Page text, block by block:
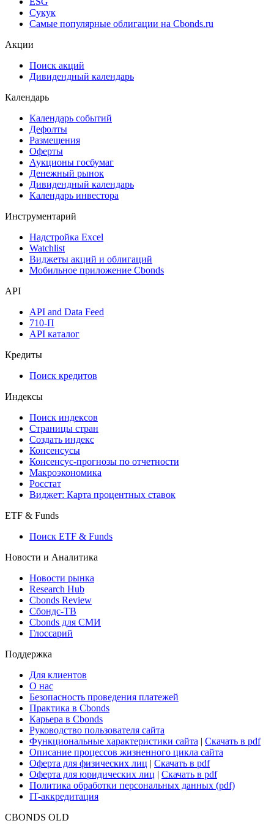
Сукук
Самые популярные облигации на Cbonds.ru
Акции
Поиск акций
Дивидендный календарь
Календарь
Календарь событий
Дефолты
Размещения
Оферты
Аукционы госбумаг
Денежный рынок
Дивидендный календарь
Календарь инвестора
Инструментарий
Надстройка Excel
Watchlist
Виджеты акций и облигаций
Мобильное приложение Cbonds
API
API and Data Feed
710-П
API каталог
Кредиты
Поиск кредитов
Индексы
Поиск индексов
Страницы стран
Создать индекс
Консенсусы
Консенсус-прогнозы по отчетности
Макроэкономика
Росстат
Виджет: Карта процентных ставок
ETF & Funds
Поиск ETF & Funds
Новости и Аналитика
Новости рынка
Research Hub
Cbonds Review
Сбондс-ТВ
Cbonds для СМИ
Глоссарий
Поддержка
Для клиентов
О нас
Безопасность проведения платежей
Практика в Cbonds
Карьера в Cbonds
Руководство пользователя сайта
Функциональные характеристики сайта | Скачать в pdf
Описание процессов жизненного цикла сайта
Оферта для физических лиц | Скачать в pdf
Оферта для юридических лиц | Скачать в pdf
Политика обработки персональных данных (pdf)
IT-аккредитация
CBONDS OLD